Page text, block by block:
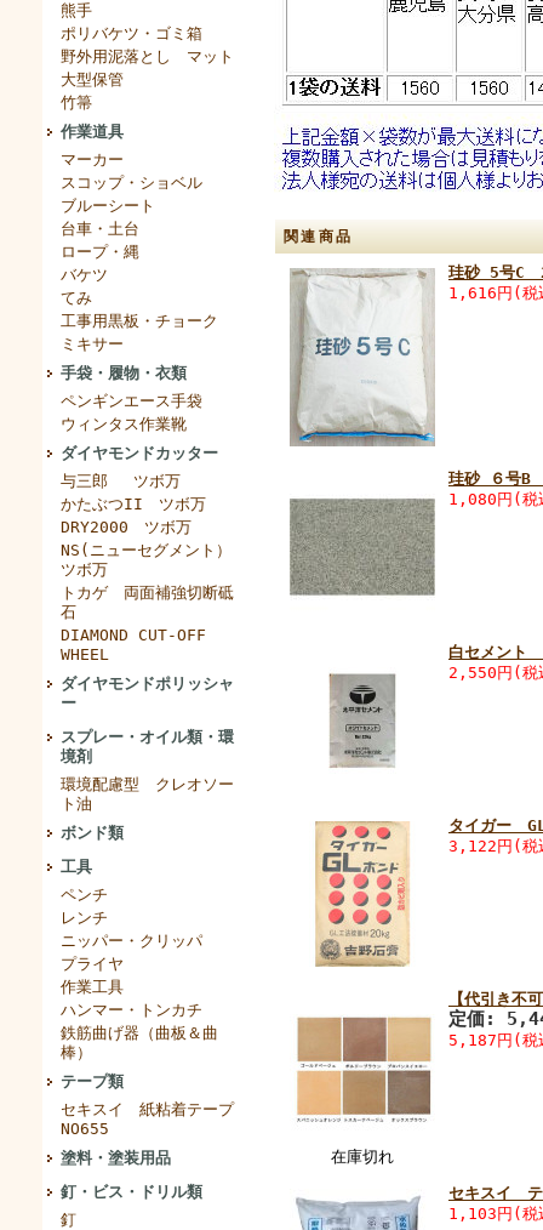
熊手
ポリバケツ・ゴミ箱
野外用泥落とし マット
大型保管
竹箒
作業道具
マーカー
スコップ・ショベル
ブルーシート
台車・土台
ロープ・縄
バケツ
てみ
工事用黒板・チョーク
ミキサー
手袋・履物・衣類
ペンギンエース手袋
ウィンタス作業靴
ダイヤモンドカッター
与三郎 ツボ万
かたぶつII ツボ万
DRY2000 ツボ万
NS(ニューセグメント）
ツボ万
トカゲ 両面補強切断砥
石
DIAMOND CUT-OFF
WHEEL
ダイヤモンドポリッシャ
ー
スプレー・オイル類・環
境剤
環境配慮型 クレオソー
ト油
ボンド類
工具
ペンチ
レンチ
ニッパー・クリッパ
プライヤ
作業工具
ハンマー・トンカチ
鉄筋曲げ器（曲板＆曲
棒）
テープ類
セキスイ 紙粘着テープ
NO655
塗料・塗装用品
釘・ビス・ドリル類
釘
関連商品
珪砂 5号
1,616円(税
珪砂 ６号
1,080円(税
白セメン
2,550円(税
タイガー
3,122円(税
在庫切れ
【代引き
定価:
5,187円(税
セキスイ
1,103円(税